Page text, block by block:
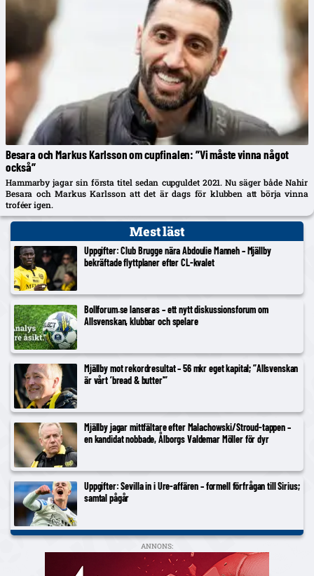
Besara och Markus Karlsson om cupfinalen: ”Vi måste vinna något
också”
Hammarby jagar sin första titel sedan cupguldet 2021. Nu säger både Nahir
Besara och Markus Karlsson att det är dags för klubben att börja vinna
troféer igen.
Mest läst
Uppgifter: Club Brugge nära Abdoulie Manneh – Mjällby
bekräftade flyttplaner efter CL-kvalet
Bollforum.se lanseras – ett nytt diskussionsforum om
Allsvenskan, klubbar och spelare
Mjällby mot rekordresultat – 56 mkr eget kapital; ”Allsvenskan
är vårt ’bread & butter'”
Mjällby jagar mittfältare efter Malachowski/Stroud-tappen –
en kandidat nobbade, Ålborgs Valdemar Möller för dyr
Uppgifter: Sevilla in i Ure-affären – formell förfrågan till Sirius;
samtal pågår
ANNONS: